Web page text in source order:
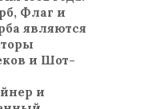
Флаг и
являются
и Шот-
и